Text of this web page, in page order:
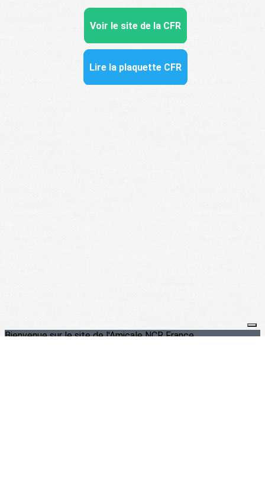
Voir le site de la CFR
Lire la plaquette CFR
Bienvenue sur le site de l'Amicale NCR France